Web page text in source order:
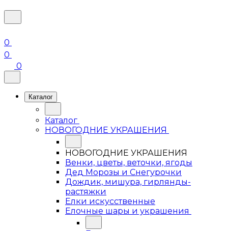
0
0
0
Каталог
Каталог
НОВОГОДНИЕ УКРАШЕНИЯ
НОВОГОДНИЕ УКРАШЕНИЯ
Венки, цветы, веточки, ягоды
Дед Морозы и Снегурочки
Дождик, мишура, гирлянды-
растяжки
Елки искусственные
Елочные шары и украшения